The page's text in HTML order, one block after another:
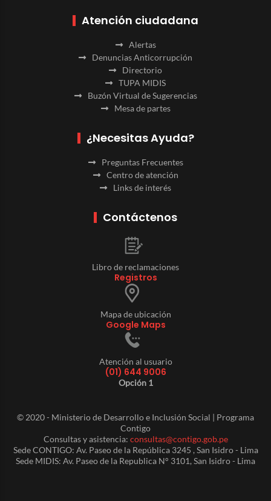
Atención ciudadana
Alertas
Denuncias Anticorrupción
Directorio
TUPA MIDIS
Buzón Virtual de Sugerencias
Mesa de partes
¿Necesitas Ayuda?
Preguntas Frecuentes
Centro de atención
Links de interés
Contáctenos
Libro de reclamaciones
Registros
Mapa de ubicación
Google Maps
Atención al usuario
(01) 644 9006
Opción 1
© 2020 - Ministerio de Desarrollo e Inclusión Social | Programa
Contigo
Consultas y asistencia: consultas@contigo.gob.pe
Sede CONTIGO: Av. Paseo de la República 3245 , San Isidro - Lima
Sede MIDIS: Av. Paseo de la Republica N° 3101, San Isidro - Lima